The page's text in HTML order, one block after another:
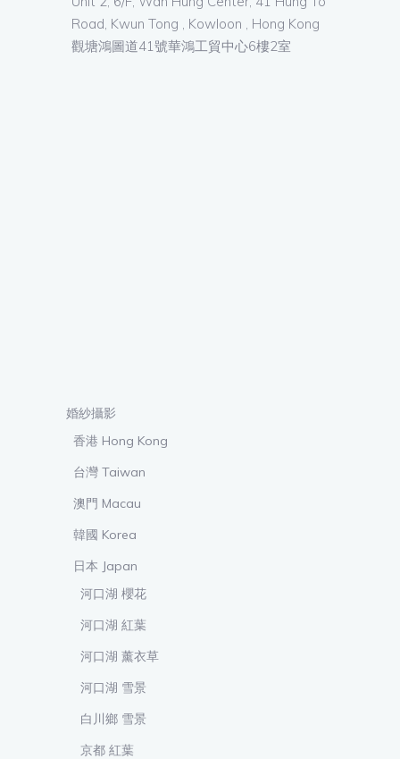
Road, Kwun Tong , Kowloon , Hong Kong
觀塘鴻圖道41號華鴻工貿中心6樓2室
婚紗攝影
香港 Hong Kong
台灣 Taiwan
澳門 Macau
韓國 Korea
日本 Japan
河口湖 櫻花
河口湖 紅葉
河口湖 薰衣草
河口湖 雪景
白川鄉 雪景
京都 紅葉